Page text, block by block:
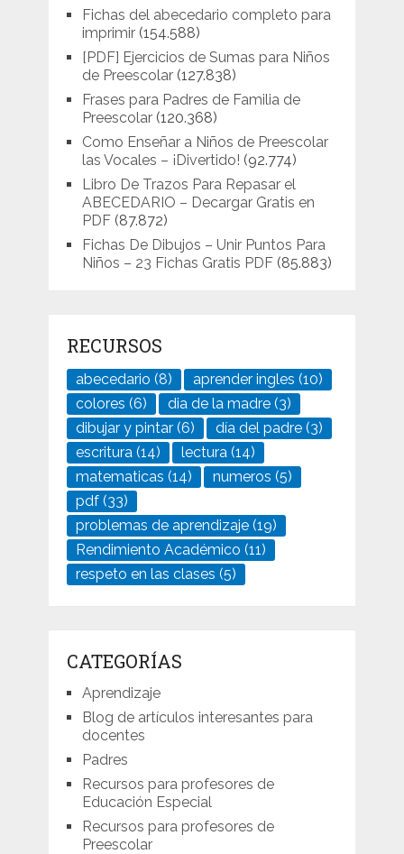
Fichas del abecedario completo para
imprimir (154.588)
[PDF] Ejercicios de Sumas para Niños
de Preescolar (127.838)
Frases para Padres de Familia de
Preescolar (120.368)
Como Enseñar a Niños de Preescolar
las Vocales – ¡Divertido! (92.774)
Libro De Trazos Para Repasar el
ABECEDARIO – Decargar Gratis en
PDF (87.872)
Fichas De Dibujos – Unir Puntos Para
Niños – 23 Fichas Gratis PDF (85.883)
RECURSOS
abecedario (8) aprender ingles (10)
colores (6) dia de la madre (3)
dibujar y pintar (6) día del padre (3)
escritura (14) lectura (14)
matematicas (14) numeros (5)
pdf (33)
problemas de aprendizaje (19)
Rendimiento Académico (11)
respeto en las clases (5)
CATEGORÍAS
Aprendizaje
Blog de artículos interesantes para
docentes
Padres
Recursos para profesores de
Educación Especial
Recursos para profesores de
Preescolar